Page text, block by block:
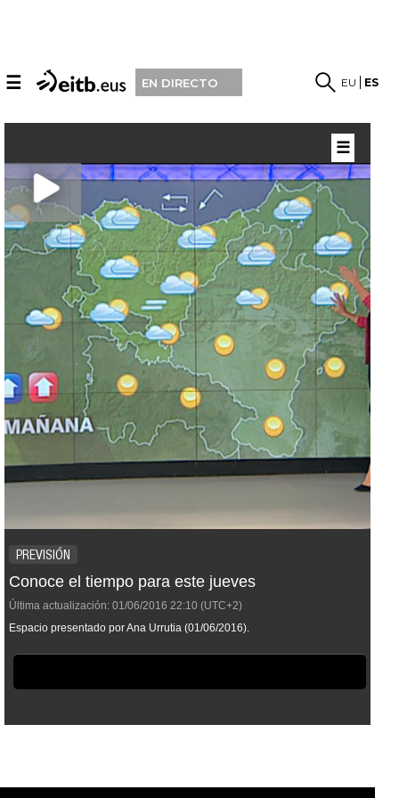
☰ EN DIRECTO EU ES
PREVISIÓN
Conoce el tiempo para este jueves
Última actualización: 01/06/2016 22:10 (UTC+2)
Espacio presentado por Ana Urrutia (01/06/2016).
☰